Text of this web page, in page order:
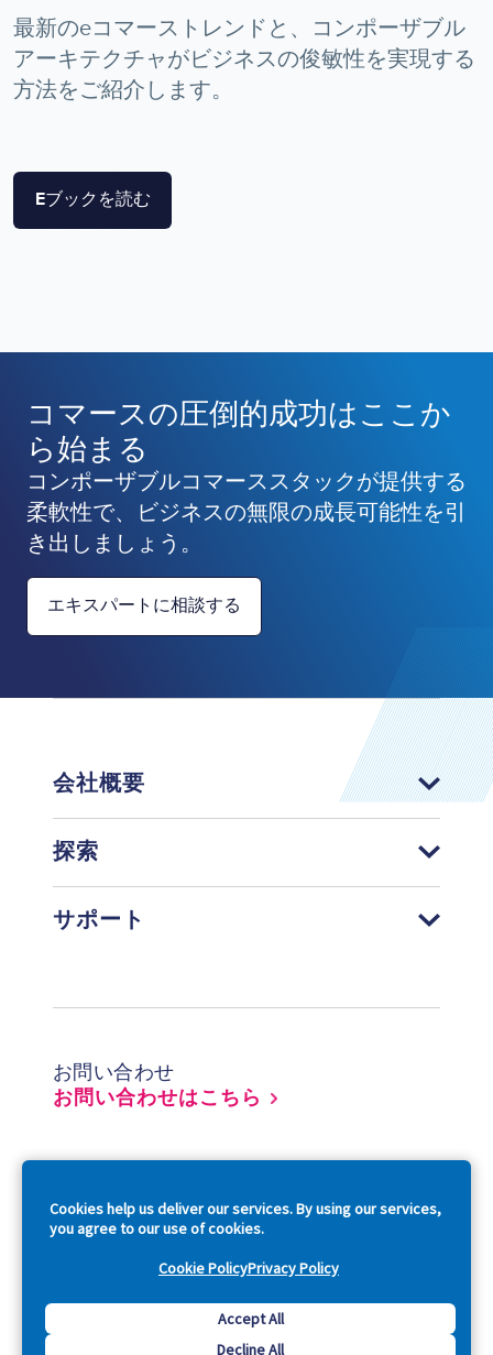
Cookies help us deliver our services. By using our services,
you agree to our use of cookies.
Cookie PolicyPrivacy Policy
Accept All
Decline All
最新のeコマーストレンドと、コンポーザブル
アーキテクチャがビジネスの俊敏性を実現する
方法をご紹介します。
Eブックを読む
コマースの圧倒的成功はここか
ら始まる
コンポーザブルコマーススタックが提供する
柔軟性で、ビジネスの無限の成長可能性を引
き出しましょう。
エキスパートに相談する
会社概要
探索
サポート
お問い合わせ
お問い合わせはこちら
Copyright © 2026 Acquia, Inc. All Rights Reserved.